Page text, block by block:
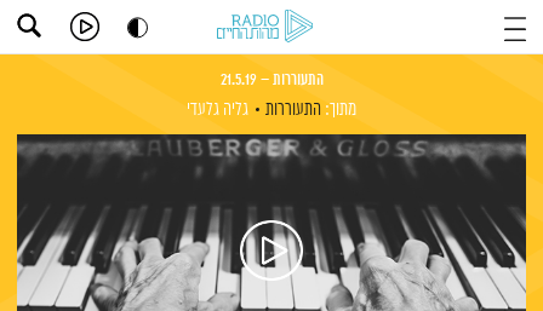
התעוררות – 21.5.19
מתוך: התעוררות גליה גלעדי